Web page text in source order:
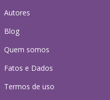
Autores
Blog
Quem somos
Fatos e Dados
Termos de uso